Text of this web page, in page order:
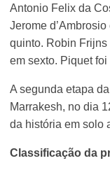
Antonio Felix da
Jerome
quinto. Robin
em sexto. Piquet foi
A segunda etapa
Marrakesh, no dia
da história em solo
Classificação da